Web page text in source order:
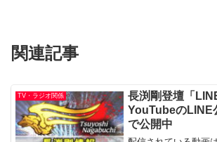
関連記事
TV・ラジオ関係
長渕剛登壇「
YouTubeのLINE
で公開中